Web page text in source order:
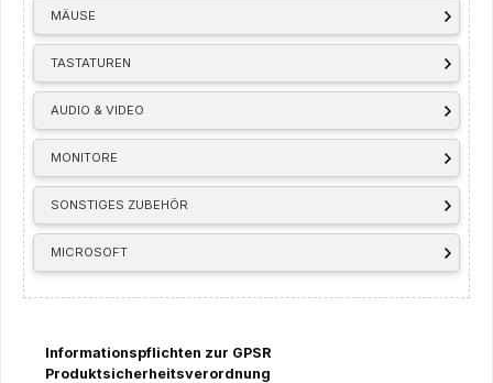
MÄUSE
TASTATUREN
AUDIO & VIDEO
MONITORE
SONSTIGES ZUBEHÖR
MICROSOFT
Informationspflichten zur GPSR
Produktsicherheitsverordnung